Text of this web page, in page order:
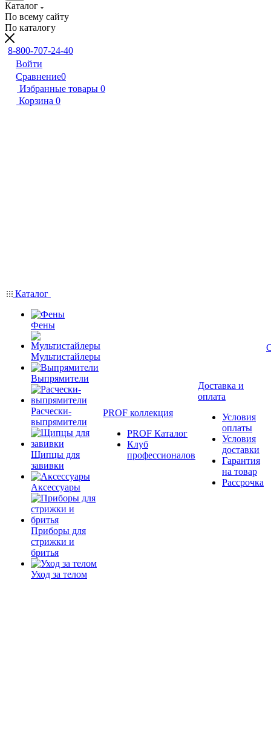
Каталог
По всему сайту
По каталогу
8-800-707-24-40
Войти
Сравнение0
Избранные товары 0
Корзина 0
Каталог
Фены
Мультистайлеры
Выпрямители
Расчески-
выпрямители
Щипцы для
завивки
Аксессуары
Приборы для
стрижки и
бритья
Уход за телом
PROF коллекция
PROF Каталог
Клуб
профессионалов
Доставка и
оплата
Условия
оплаты
Условия
доставки
Гарантия
на товар
Рассрочка